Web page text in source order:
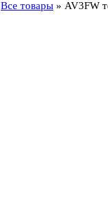
Все товары » AV3FW